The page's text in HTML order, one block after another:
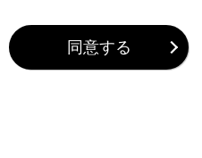
か？ 同意する